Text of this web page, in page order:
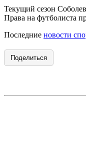
Текущий сезон
Права на футболиста
Последние новости
Поделиться